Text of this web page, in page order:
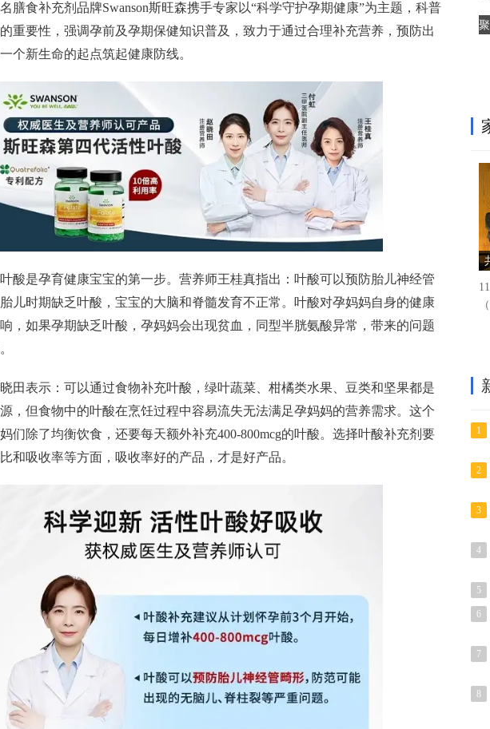
膳食补充剂品牌Swanson斯旺森携手专家以“科学守护孕期健康”为主题，科普
重要性 ，强调孕前及孕期保健知识普及，致力于通过合理补充营养，预防出
个新生命的起点筑起健康防线。
酸是孕育健康宝宝的第一步。营养师王桂真指出：叶酸可以预防胎儿神经管
儿时期缺乏叶酸，宝宝的大脑和脊髓发育不正常。叶酸对孕妈妈自身的健康
，如果孕期缺乏叶酸，孕妈妈会出现贫血，同型半胱氨酸异常，带来的问题
田表示：可以通过食物补充叶酸，绿叶蔬菜、柑橘类水果、豆类和坚果都是
，但食物中的叶酸在烹饪过程中容易流失无法满足孕妈妈的营养需求。这个
们除了均衡饮食，还要每天额外补充400-800mcg的叶酸。选择叶酸补充剂要
和吸收率等方面，吸收率好的产品，才是好产品。
1
2
3
4
5
6
7
8